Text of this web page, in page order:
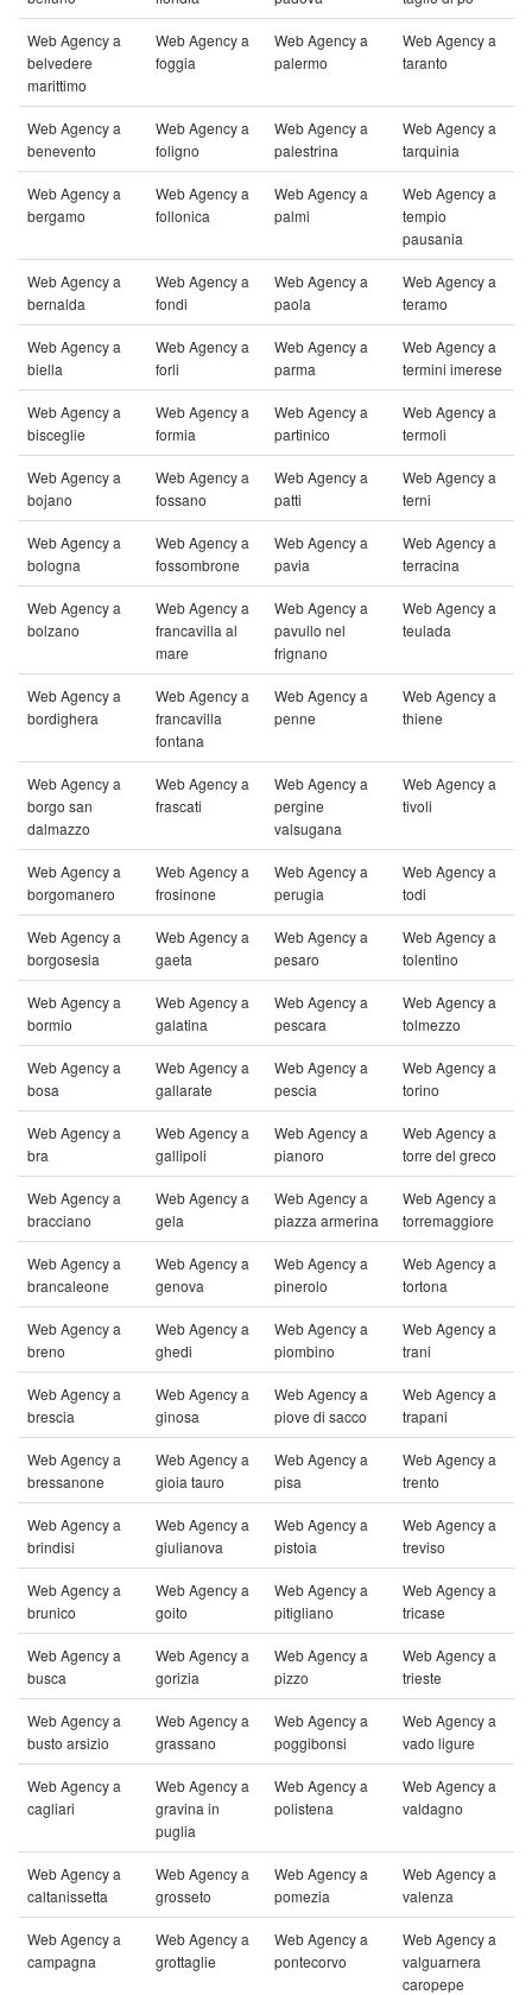
Web Agency a
belvedere
marittimo
Web Agency a
foggia
Web Agency a
palermo
Web Agency a
taranto
Web Agency a
benevento
Web Agency a
foligno
Web Agency a
palestrina
Web Agency a
tarquinia
Web Agency a
bergamo
Web Agency a
follonica
Web Agency a
palmi
Web Agency a
tempio
pausania
Web Agency a
bernalda
Web Agency a
fondi
Web Agency a
paola
Web Agency a
teramo
Web Agency a
biella
Web Agency a
forli
Web Agency a
parma
Web Agency a
termini imerese
Web Agency a
bisceglie
Web Agency a
formia
Web Agency a
partinico
Web Agency a
termoli
Web Agency a
bojano
Web Agency a
fossano
Web Agency a
patti
Web Agency a
terni
Web Agency a
bologna
Web Agency a
fossombrone
Web Agency a
pavia
Web Agency a
terracina
Web Agency a
bolzano
Web Agency a
francavilla al
mare
Web Agency a
pavullo nel
frignano
Web Agency a
teulada
Web Agency a
bordighera
Web Agency a
francavilla
fontana
Web Agency a
penne
Web Agency a
thiene
Web Agency a
borgo san
dalmazzo
Web Agency a
frascati
Web Agency a
pergine
valsugana
Web Agency a
tivoli
Web Agency a
borgomanero
Web Agency a
frosinone
Web Agency a
perugia
Web Agency a
todi
Web Agency a
borgosesia
Web Agency a
gaeta
Web Agency a
pesaro
Web Agency a
tolentino
Web Agency a
bormio
Web Agency a
galatina
Web Agency a
pescara
Web Agency a
tolmezzo
Web Agency a
bosa
Web Agency a
gallarate
Web Agency a
pescia
Web Agency a
torino
Web Agency a
bra
Web Agency a
gallipoli
Web Agency a
pianoro
Web Agency a
torre del greco
Web Agency a
bracciano
Web Agency a
gela
Web Agency a
piazza armerina
Web Agency a
torremaggiore
Web Agency a
brancaleone
Web Agency a
genova
Web Agency a
pinerolo
Web Agency a
tortona
Web Agency a
breno
Web Agency a
ghedi
Web Agency a
piombino
Web Agency a
trani
Web Agency a
brescia
Web Agency a
ginosa
Web Agency a
piove di sacco
Web Agency a
trapani
Web Agency a
bressanone
Web Agency a
gioia tauro
Web Agency a
pisa
Web Agency a
trento
Web Agency a
brindisi
Web Agency a
giulianova
Web Agency a
pistoia
Web Agency a
treviso
Web Agency a
brunico
Web Agency a
goito
Web Agency a
pitigliano
Web Agency a
tricase
Web Agency a
busca
Web Agency a
gorizia
Web Agency a
pizzo
Web Agency a
trieste
Web Agency a
busto arsizio
Web Agency a
grassano
Web Agency a
poggibonsi
Web Agency a
vado ligure
Web Agency a
cagliari
Web Agency a
gravina in
puglia
Web Agency a
polistena
Web Agency a
valdagno
Web Agency a
caltanissetta
Web Agency a
grosseto
Web Agency a
pomezia
Web Agency a
valenza
Web Agency a
campagna
Web Agency a
grottaglie
Web Agency a
pontecorvo
Web Agency a
valguarnera
caropepe